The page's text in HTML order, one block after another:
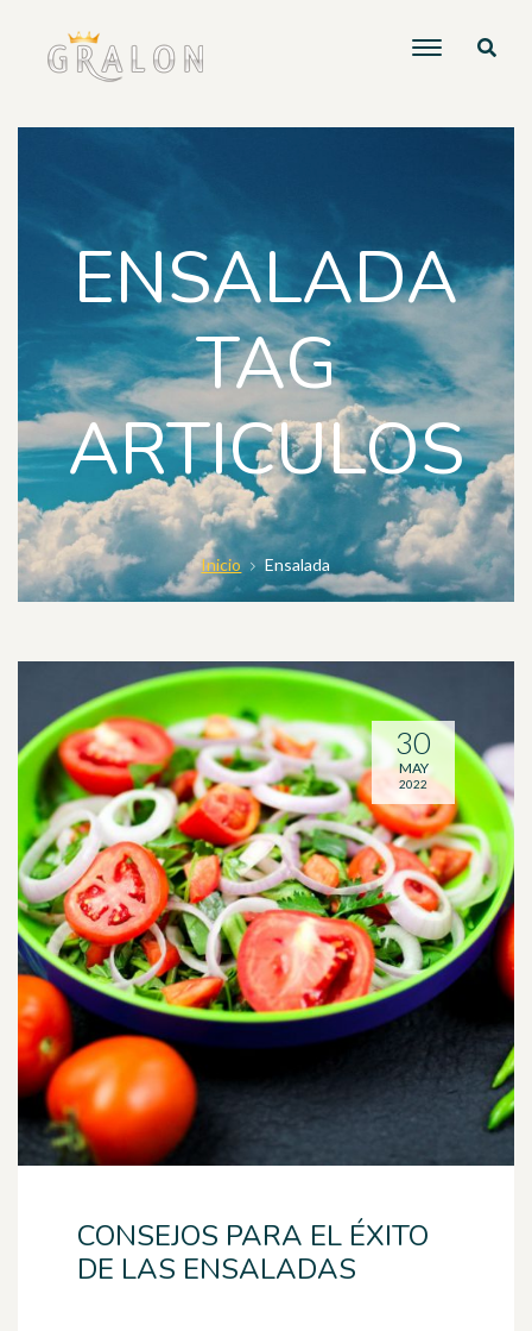
ENSALADA
TAG
ARTICULOS
Inicio Ensalada
CONSEJOS PARA EL ÉXITO
DE LAS ENSALADAS
30
MAY
2022